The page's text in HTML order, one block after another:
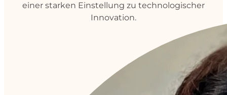
einer starken Einstellung zu technologischer
Innovation.